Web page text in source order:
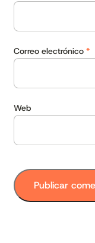
Correo electrónico *
Web